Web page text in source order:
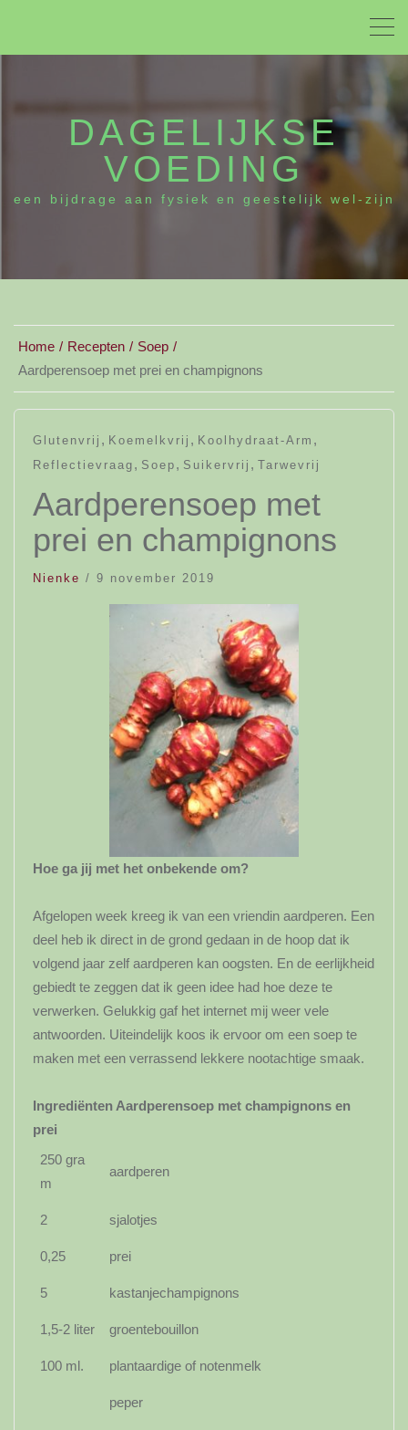
DAGELIJKSE
VOEDING
een bijdrage aan fysiek en geestelijk wel-zijn
Home Recepten
Soep
Aardperensoep met prei en champignons
Glutenvrij , Koemelkvrij , Koolhydraat-Arm ,
Reflectievraag , Soep , Suikervrij , Tarwevrij
Aardperensoep met
prei en champignons
Nienke / 9 november 2019
Hoe ga jij met het onbekende om?
Afgelopen week kreeg ik van een vriendin aardperen. Een
deel heb ik direct in de grond gedaan in de hoop dat ik
volgend jaar zelf aardperen kan oogsten. En de eerlijkheid
gebiedt te zeggen dat ik geen idee had hoe deze te
verwerken. Gelukkig gaf het internet mij weer vele
antwoorden. Uiteindelijk koos ik ervoor om een soep te
maken met een verrassend lekkere nootachtige smaak.
Ingrediënten Aardperensoep met champignons en
prei
250 gra
m
aardperen
2 sjalotjes
0,25 prei
5 kastanjechampignons
1,5-2 liter groentebouillon
100 ml. plantaardige of notenmelk
peper